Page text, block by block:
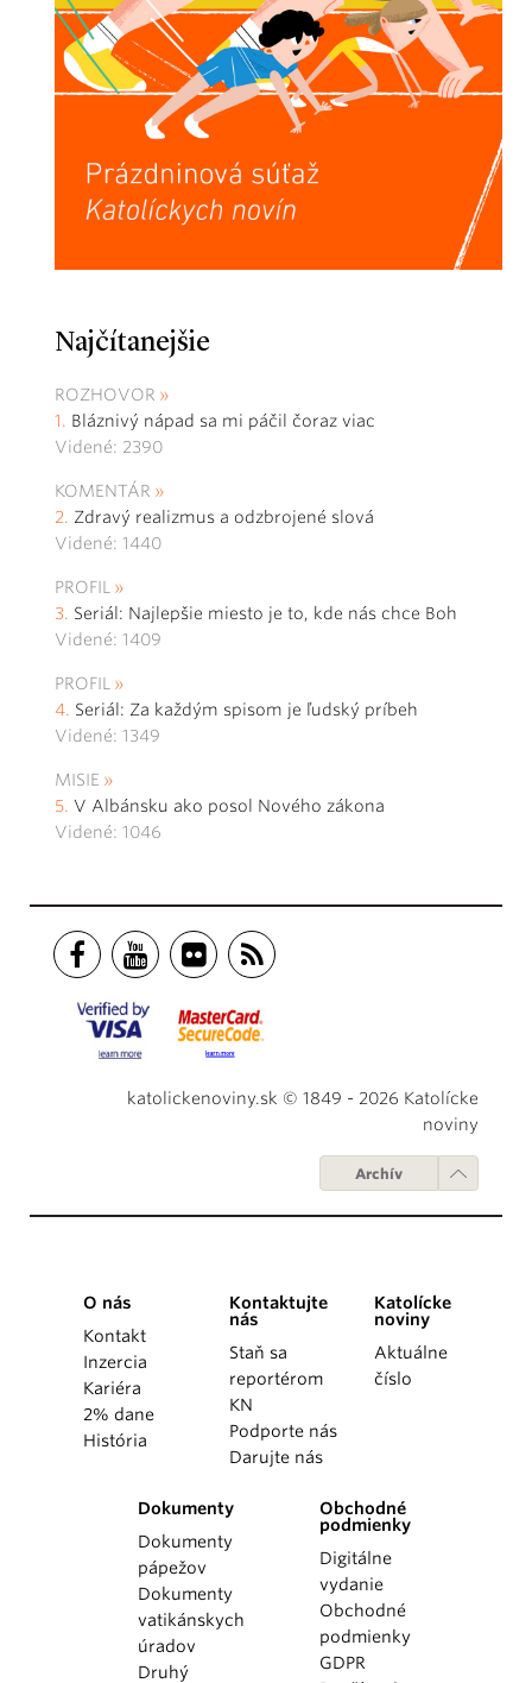
Najčítanejšie
ROZHOVOR
Bláznivý nápad sa mi páčil čoraz viac
Videné: 2390
KOMENTÁR
Zdravý realizmus a odzbrojené slová
Videné: 1440
PROFIL
Seriál: Najlepšie miesto je to, kde nás chce Boh
Videné: 1409
PROFIL
Seriál: Za každým spisom je ľudský príbeh
Videné: 1349
MISIE
V Albánsku ako posol Nového zákona
Videné: 1046
katolickenoviny.sk © 1849 - 2026 Katolícke
noviny
Archív
O nás
Kontakt
Inzercia
Kariéra
2% dane
História
Kontaktujte
nás
Staň sa
reportérom
KN
Podporte nás
Darujte nás
Katolícke
noviny
Aktuálne
číslo
Dokumenty
Dokumenty
pápežov
Dokumenty
vatikánskych
úradov
Druhý
Obchodné
podmienky
Digitálne
vydanie
Obchodné
podmienky
GDPR